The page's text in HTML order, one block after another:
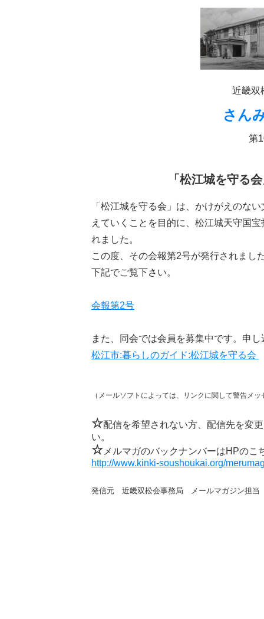
近畿双
さん
第
「松江城を守る
「松江城を守る会」は、かけがえのな
えていくことを目的に、松江城天守国
れました。
この度、その会報第2号が発行されまし
下記でご覧下さい。
会報第2号
また、同会では会員を募集中です。申
松江市:暮らしのガイド:松江城を守る会
（メールソフトによっては、リンクに関して警告メ
☆配信を希望されない方、配信先を変
い。
☆ メルマガのバックナンバーはHPのこ
http://www.kinki-soushoukai.org/
発信元 近畿双松会事務局 メールマガジン担